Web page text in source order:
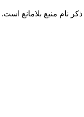
نام منبع بلامانع است.